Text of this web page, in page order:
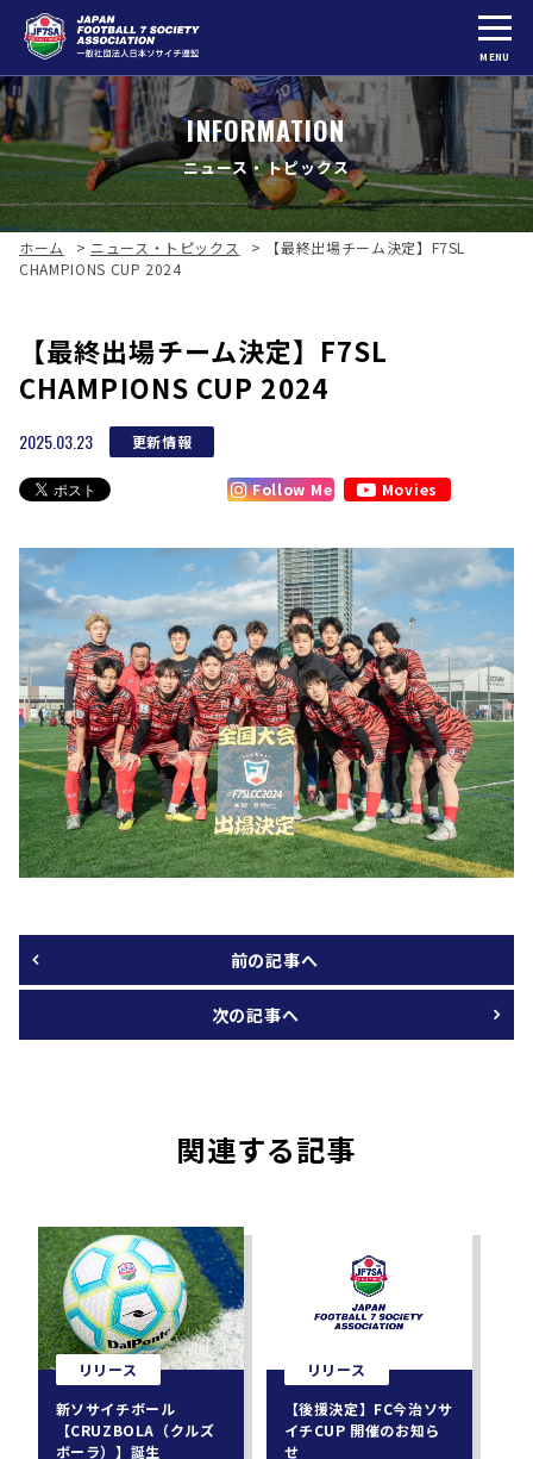
MENU
INFORMATION
ニュース・トピックス
ホーム > ニュース・トピックス >
【最終出場チーム決定】F7SL
CHAMPIONS CUP 2024
【最終出場チーム決定】F7SL
CHAMPIONS CUP 2024
2025.03.23 更新情報
Follow Me Movies
前の記事へ
次の記事へ
関連する記事
リリース
新ソサイチボール
【CRUZBOLA（クルズ
ボーラ）】誕生
リリース
【後援決定】FC今治ソサ
イチCUP 開催のお知ら
せ